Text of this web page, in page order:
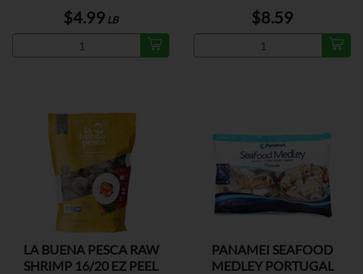
$4.99 LB $8.59
LA BUENA PESCA RAW
SHRIMP 16/20 EZ PEEL
PANAMEI SEAFOOD
MEDLEY PORTUGAL